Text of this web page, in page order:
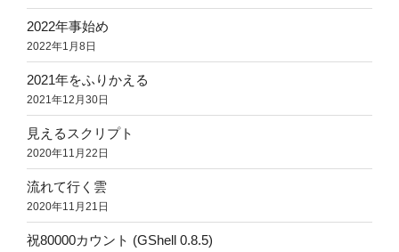
2022年事始め
2022年1月8日
2021年をふりかえる
2021年12月30日
見えるスクリプト
2020年11月22日
流れて行く雲
2020年11月21日
祝80000カウント (GShell 0.8.5)